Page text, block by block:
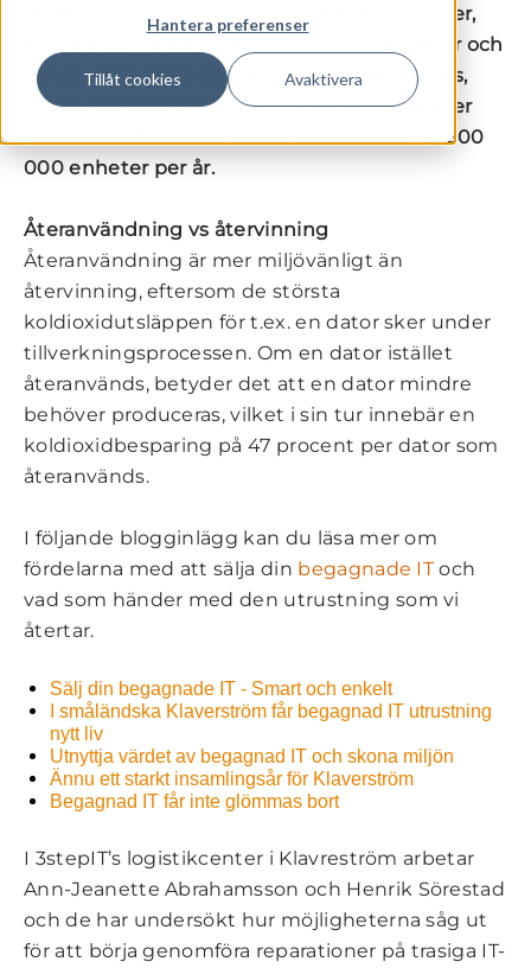
Hantera preferenser
Tillåt cookies Avaktivera
under 2020 vilket innebär att allt ifrån datorer,
skrivare och mobiltelefoner till AV-produkter och
servrar säkerhetsraderas och rekonditioneras,
innan de säljs vidare för att återanvändas eller
återvinnas. Totalt hanterar koncernen över 500
000 enheter per år.
Återanvändning vs återvinning
Återanvändning är mer miljövänligt än
återvinning, eftersom de största
koldioxidutsläppen för t.ex. en dator sker under
tillverkningsprocessen. Om en dator istället
återanvänds, betyder det att en dator mindre
behöver produceras, vilket i sin tur innebär en
koldioxidbesparing på 47 procent per dator som
återanvänds.
I följande blogginlägg kan du läsa mer om
fördelarna med att sälja din begagnade IToch
vad som händer med den utrustning som vi
återtar.
Sälj din begagnade IT - Smart och enkelt
I småländska Klaverström får begagnad IT utrustning
nytt liv
Utnyttja värdet av begagnad IT och skona miljön
Ännu ett starkt insamlingsår för Klaverström
Begagnad IT får inte glömmas bort
I 3stepIT’s logistikcenter i Klavreström arbetar
Ann-Jeanette Abrahamsson och Henrik Sörestad
och de har undersökt hur möjligheterna såg ut
för att börja genomföra reparationer på trasiga IT-